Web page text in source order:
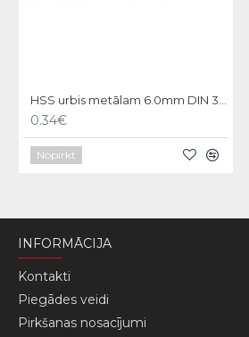
0.34€
Nopirkt
INFORMĀCIJA
Kontakti
Piegādes veidi
Pirkšanas nosacījumi